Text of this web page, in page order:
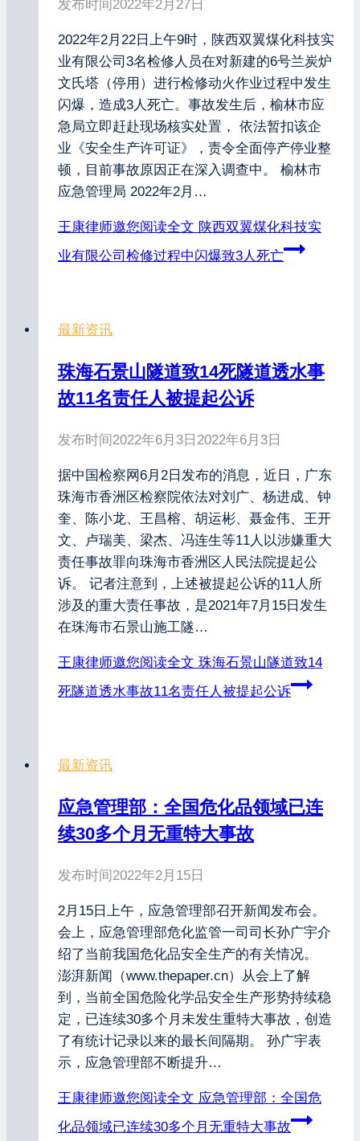
发布时间2022年2月27日
2022年2月22日上午9时，陕西双翼煤化科技实
业有限公司3名检修人员在对新建的6号兰炭炉
文氏塔（停用）进行检修动火作业过程中发生
闪爆，造成3人死亡。事故发生后，榆林市应
急局立即赶赴现场核实处置， 依法暂扣该企
业《安全生产许可证》，责令全面停产停业整
顿，目前事故原因正在深入调查中。 榆林市
应急管理局 2022年2月…
王康律师邀您阅读全文 陕西双翼煤化科技实
业有限公司检修过程中闪爆致3人死亡
最新资讯
珠海石景山隧道致14死隧道透水事
故11名责任人被提起公诉
发布时间2022年6月3日 2022年6月3日
据中国检察网6月2日发布的消息，近日，广东
珠海市香洲区检察院依法对刘广、杨进成、钟
奎、陈小龙、王昌榕、胡运彬、聂金伟、王开
文、卢瑞美、梁杰、冯连生等11人以涉嫌重大
责任事故罪向珠海市香洲区人民法院提起公
诉。 记者注意到，上述被提起公诉的11人所
涉及的重大责任事故，是2021年7月15日发生
在珠海市石景山施工隧…
王康律师邀您阅读全文 珠海石景山隧道致14
死隧道透水事故11名责任人被提起公诉
最新资讯
应急管理部：全国危化品领域已连
续30多个月无重特大事故
发布时间2022年2月15日
2月15日上午，应急管理部召开新闻发布会。
会上，应急管理部危化监管一司司长孙广宇介
绍了当前我国危化品安全生产的有关情况。
澎湃新闻（www.thepaper.cn）从会上了解
到，当前全国危险化学品安全生产形势持续稳
定，已连续30多个月未发生重特大事故，创造
了有统计记录以来的最长间隔期。 孙广宇表
示，应急管理部不断提升…
王康律师邀您阅读全文 应急管理部：全国危
化品领域已连续30多个月无重特大事故